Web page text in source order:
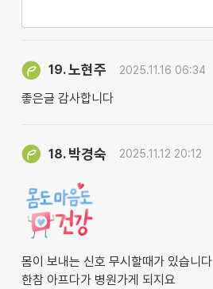
19.노현주 2025.11.16 06:34
좋은글 감사합니다
18. 박경숙 2025.11.12 20:12
몸이 보내는 신호 무시할때가 있습니다
한참 아프다가 병원가게 되지요